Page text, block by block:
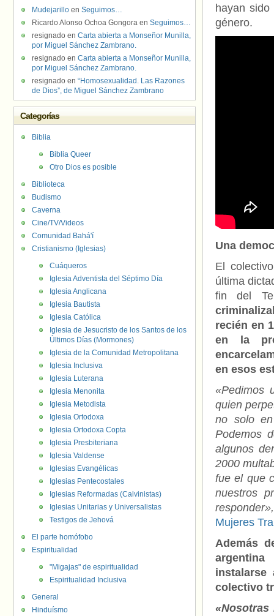
hayan
género.
Una
El
última
fin del
recién en
en la
en esos
«Pedimos
quien
no solo
Podemos
algunos
2000
fue el que
nuestros
responder»,
Mujeres
Además
colectivo
«Nosotras
Mudejarillo en Seguimos…
Ricardo Alonso Ochoa Gongora en Seguimos…
resignado en Carta abierta a Monseñor Munilla,
por Miguel Sánchez Zambrano.
resignado en Carta abierta a Monseñor Munilla,
por Miguel Sánchez Zambrano.
resignado en “Homosexualidad. Las Razones
de Dios”, de Miguel Sánchez Zambrano
Categorías
Biblia
Biblia Queer
Otro Dios es posible
Biblioteca
Budismo
Caverna
Cine/TV/Videos
Comunidad Bahá'í
Cristianismo (Iglesias)
Cuáqueros
Iglesia Adventista del Séptimo Día
Iglesia Anglicana
Iglesia Bautista
Iglesia Católica
Iglesia de Jesucristo de los Santos de los
Últimos Días (Mormones)
Iglesia de la Comunidad Metropolitana
Iglesia Inclusiva
Iglesia Luterana
Iglesia Menonita
Iglesia Metodista
Iglesia Ortodoxa
Iglesia Ortodoxa Copta
Iglesia Presbiteriana
Iglesia Valdense
Iglesias Evangélicas
Iglesias Pentecostales
Iglesias Reformadas (Calvinistas)
Iglesias Unitarias y Universalistas
Testigos de Jehová
El parte homófobo
Espiritualidad
"Migajas" de espiritualidad
Espiritualidad Inclusiva
General
Hinduísmo